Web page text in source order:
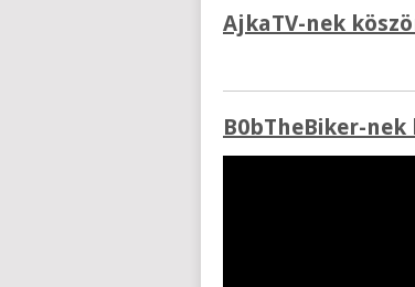
AjkaTV-nek
B0bTheBiker-